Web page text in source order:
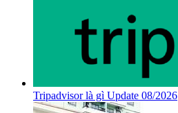
Tripadvisor là gì Update 08/2026